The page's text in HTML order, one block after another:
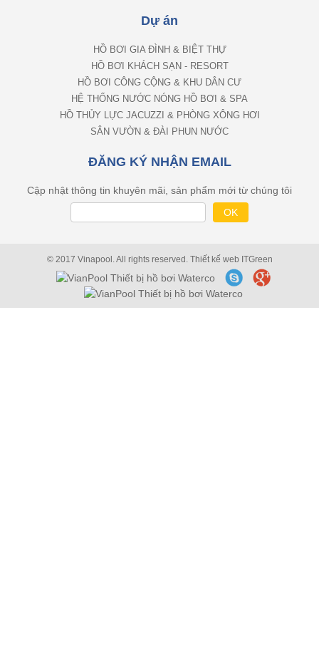
Dự án
HỒ BƠI GIA ĐÌNH & BIỆT THỰ
HỒ BƠI KHÁCH SẠN - RESORT
HỒ BƠI CÔNG CỘNG & KHU DÂN CƯ
HỆ THỐNG NƯỚC NÓNG HỒ BƠI & SPA
HỒ THỦY LỰC JACUZZI & PHÒNG XÔNG HƠI
SÂN VƯỜN & ĐÀI PHUN NƯỚC
ĐĂNG KÝ NHẬN EMAIL
Cập nhật thông tin khuyên mãi, sản phẩm mới từ chúng tôi
© 2017 Vinapool. All rights reserved. Thiết kế web ITGreen